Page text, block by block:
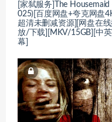
[家弑服务]The Housemaid
025)[百度网盘+夸克网盘
超清未删减资源][网盘在线
放/下载][MKV/15GB][中
幕]